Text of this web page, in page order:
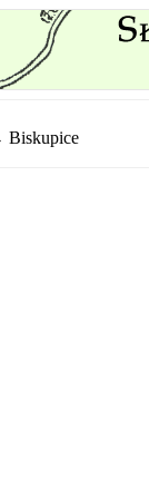
Biskupice